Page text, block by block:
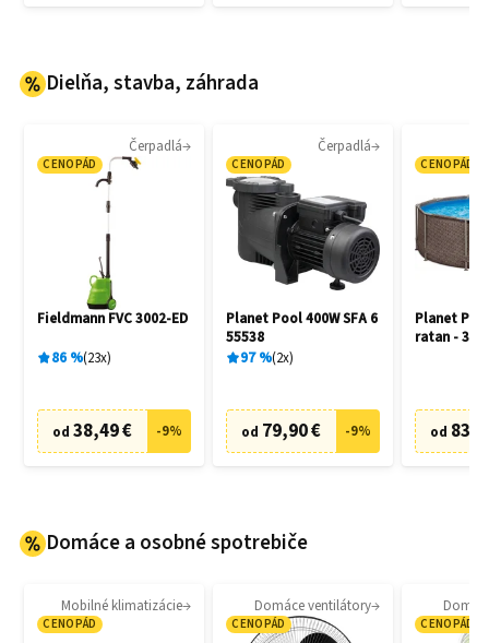
Dielňa, stavba, záhrada
Čerpadlá
CENOPÁD
Fieldmann FVC 3002-ED
86% 23x
od 38,49 € -9%
Čerpadlá
CENOPÁD
Planet Pool 400W SFA 6
55538
97% 2x
od 79,90 € -9%
CENOPÁD
Planet
ratan - 305
od
Domáce a osobné spotrebiče
Mobilné klimatizácie
CENOPÁD
Domáce ventilátory
CENOPÁD CENOPÁD